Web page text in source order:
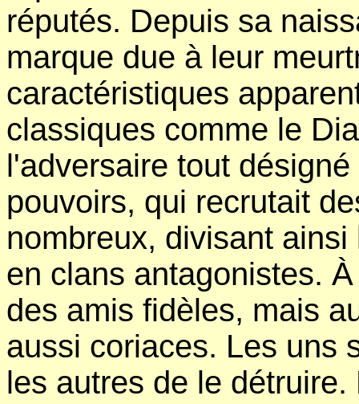
réputés. Depuis sa
marque due à leur
caractéristiques
classiques comme le
l'adversaire tout
pouvoirs, qui recrutait
nombreux, divisant
en clans antagonistes.
des amis fidèles, mais
aussi coriaces. Les uns
les autres de le